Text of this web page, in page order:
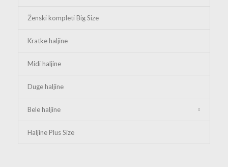
Ženski kompleti Big Size
Kratke haljine
Midi haljine
Duge haljine
Bele haljine
Haljine Plus Size